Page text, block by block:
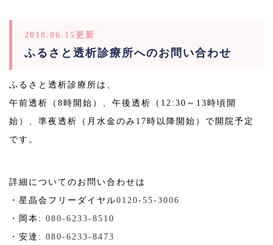
2018.06.15更新
ふるさと透析診療所へのお問い合わせ
ふるさと透析診療所は、
午前透析（8時開始）、午後透析（12:30～13時頃開
始）、準夜透析（月水金のみ17時以降開始）で開院予定
です。
詳細についてのお問い合わせは
・星晶会フリーダイヤル0120-55-3006
・岡本:080-6233-8510
・安達:080-6233-8473